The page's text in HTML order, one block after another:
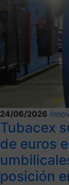
24/06/2026
Tubacex
de euros
posición